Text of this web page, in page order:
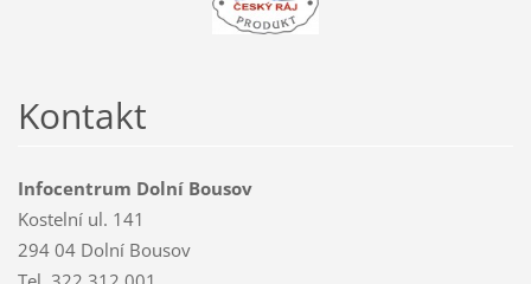
Kontakt
Infocentrum Dolní Bousov
Kostelní ul. 141
294 04 Dolní Bousov